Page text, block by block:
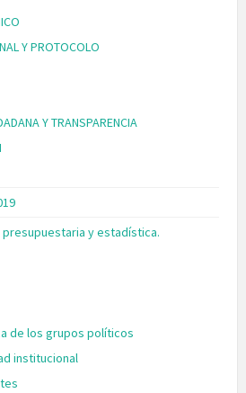
Y PROTOCOLO
Y TRANSPARENCIA
y estadística.
de los grupos políticos
institucional